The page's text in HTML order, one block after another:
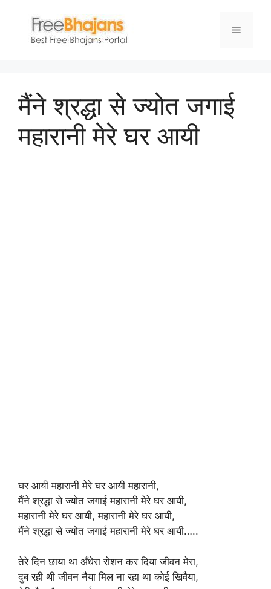
content
Menu
मैंने श्रद्धा से ज्योत जगाई
महारानी मेरे घर आयी
घर आयी महारानी मेरे घर आयी महारानी,
मैंने श्रद्धा से ज्योत जगाई महारानी मेरे घर आयी,
महारानी मेरे घर आयी, महारानी मेरे घर आयी,
मैंने श्रद्धा से ज्योत जगाई महारानी मेरे घर आयी…..
तेरे दिन छाया था अँधेरा रोशन कर दिया जीवन मेरा,
दुब रही थी जीवन नैया मिल ना रहा था कोई खिवैया,